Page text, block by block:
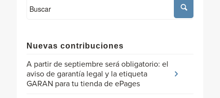
Nuevas contribuciones
A partir de septiembre será obligatorio: el
aviso de garantía legal y la etiqueta
GARAN para tu tienda de ePages